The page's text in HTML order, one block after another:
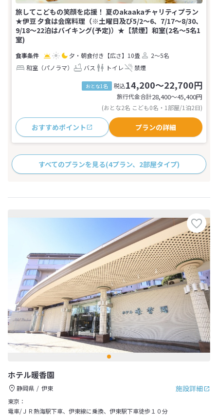
旅してこどもの笑顔を応援！ 夏のakaakaチャリティプラン
★伊豆 夕食は会席料理（※土曜日及び5/2～6、7/17～8/30、
9/18～22泊はバイキング(予定)）★【禁煙】和室(2名～5名1
室)
夕・朝食付き 【広さ】10畳
2～5名
和室（パノラマ）
バス トイレ 禁煙
おとな1名 税込14,200～22,700円
旅行代金合計28,400〜45,400円
(おとな2名 こども0名・1部屋/1泊2日)
おすすめポイント プランの詳細
すべてのプランを見る(4プラン、2部屋タイプ)
ホテル暖香園
施設詳細
静岡県
伊東
東京：
電車/ＪＲ熱海駅下車、伊東線に乗換、伊東駅下車徒歩１０分